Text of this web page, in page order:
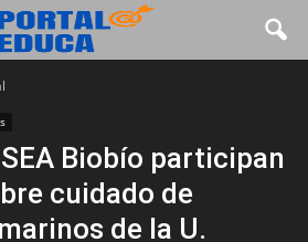
Biobío participan
cuidado de
de la U.